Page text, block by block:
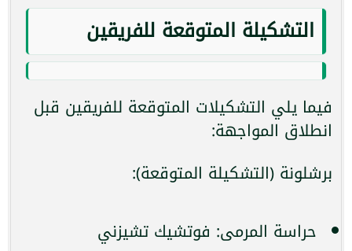
التشكيلة المتوقعة للفريقين
فيما يلي التشكيلات المتوقعة للفريقين قبل
انطلاق المواجهة:
برشلونة (التشكيلة المتوقعة):
حراسة المرمى: فوتشيك تشيزني